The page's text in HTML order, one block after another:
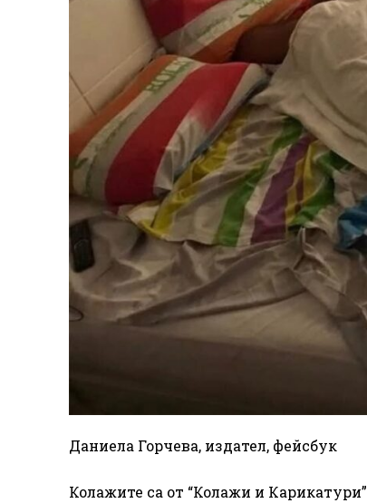
Даниела Горчева, издател, фейсбук
Колажите са от “Колажи и Карикатури”